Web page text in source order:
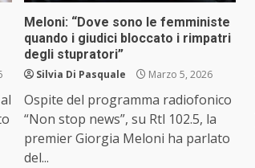
Meloni: “Dove sono le femministe
quando i giudici bloccato i rimpatri
degli stupratori”
Silvia Di Pasquale Marzo 5, 2026
Ospite del programma radiofonico
“Non stop news”, su Rtl 102.5, la
premier Giorgia Meloni ha parlato
del...